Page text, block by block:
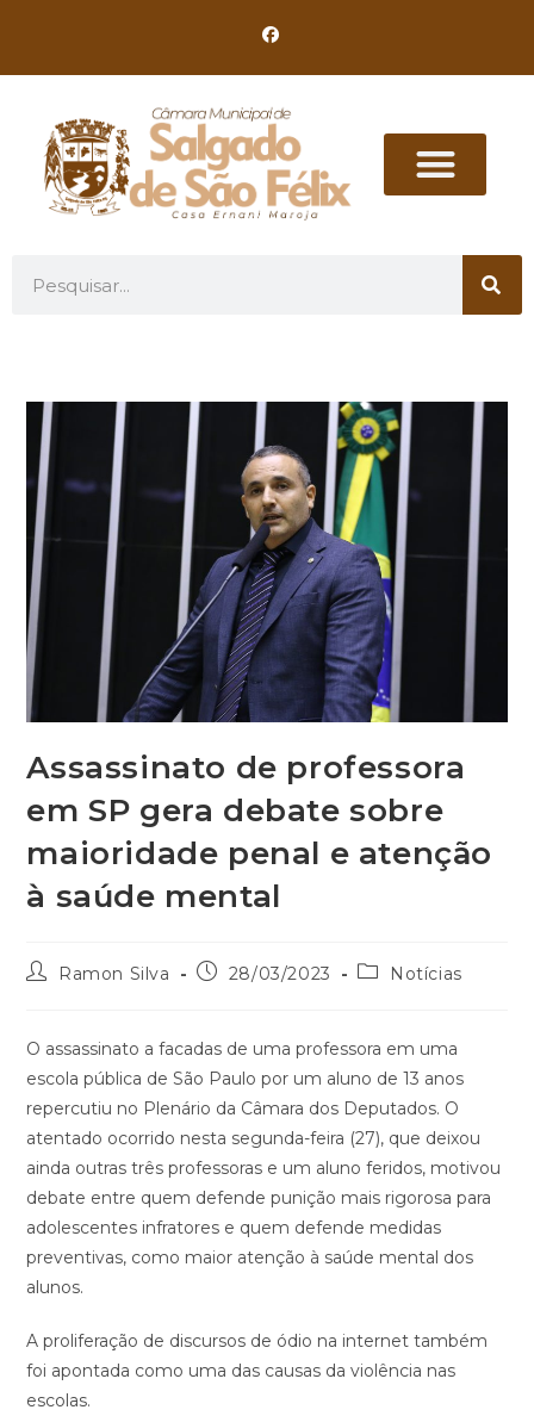
Assassinato de professora
em SP gera debate sobre
maioridade penal e atenção
à saúde mental
Ramon Silva 28/03/2023 Notícias
O assassinato a facadas de uma professora em uma
escola pública de São Paulo por um aluno de 13 anos
repercutiu no Plenário da Câmara dos Deputados. O
atentado ocorrido nesta segunda-feira (27), que deixou
ainda outras três professoras e um aluno feridos, motivou
debate entre quem defende punição mais rigorosa para
adolescentes infratores e quem defende medidas
preventivas, como maior atenção à saúde mental dos
alunos.
A proliferação de discursos de ódio na internet também
foi apontada como uma das causas da violência nas
escolas.